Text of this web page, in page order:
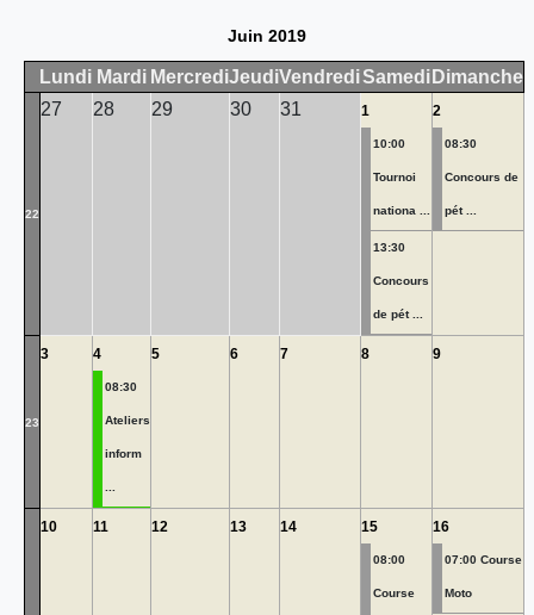
Juin 2019
Lundi Mardi MercrediJeudiVendrediSamedi Dimanche
22
27 28 29 30 31 1
10:00
Tournoi
nationa ...
13:30
Concours
de pét ...
2
08:30
Concours de
pét ...
23
3 4
08:30
Ateliers
inform
5 6 7 8 9
10 11 12 13 14 15
08:00
Course
16
07:00 Course
Moto